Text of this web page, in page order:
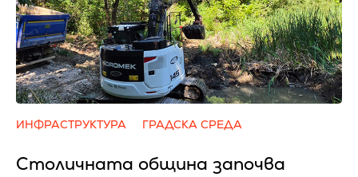
ИНФРАСТРУКТУРА ГРАДСКА СРЕДА
Столичната община започва